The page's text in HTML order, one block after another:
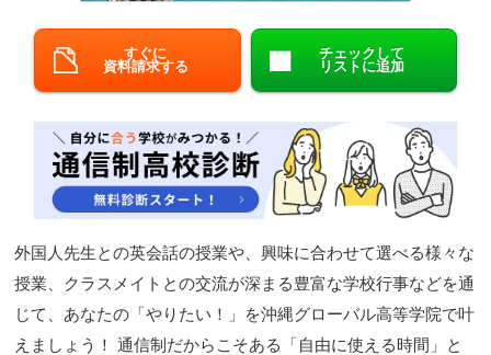
閉じる
すぐに
資料請求する
チェックして
リストに追加
外国人先生との英会話の授業や、興味に合わせて選べる様々な
授業、クラスメイトとの交流が深まる豊富な学校行事などを通
じて、あなたの「やりたい！」を沖縄グローバル高等学院で叶
えましょう！ 通信制だからこそある「自由に使える時間」と